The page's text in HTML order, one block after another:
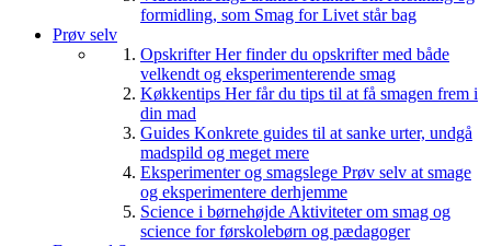
formidling, som Smag for Livet står bag
Prøv selv
OpskrifterHer finder du opskrifter med både
velkendt og eksperimenterende smag
Køkkentips Her får du tips til at få smagen frem i
din mad
Guides Konkrete guides til at sanke urter, undgå
madspild og meget mere
Eksperimenter og smagslege Prøv selv at smage
og eksperimentere derhjemme
Science i børnehøjde Aktiviteter om smag og
science for førskolebørn og pædagoger